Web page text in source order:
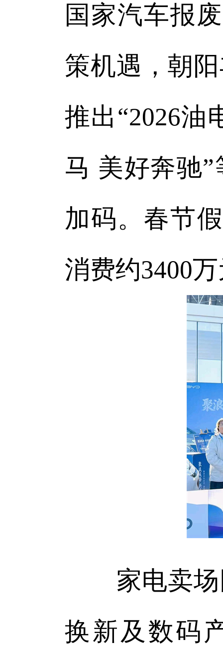
国家汽车报
策机遇，朝
推出“2026油
马 美好奔驰
加码。春节
消费约3400
家电卖场
换新及数码